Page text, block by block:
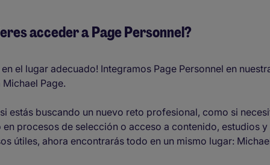
-
acceder a Page Personnel?
en el lugar adecuado! Integramos Page Personnel en
Michael Page.
estás buscando un nuevo reto profesional, como si
en procesos de selección o acceso a contenido, estudios y
útiles, ahora encontrarás todo en un mismo lugar: